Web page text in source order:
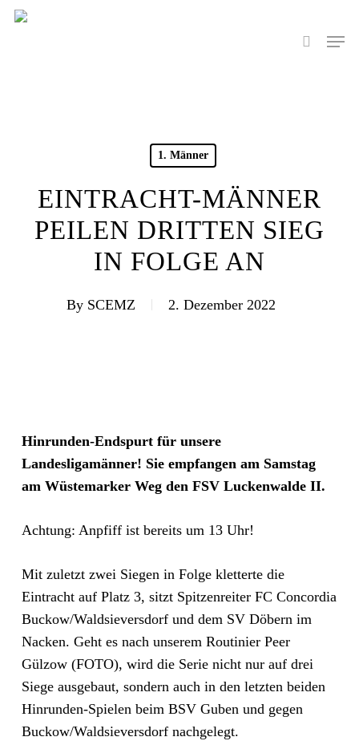
Skip
search
Menu
1. Männer
EINTRACHT-MÄNNER
PEILEN DRITTEN SIEG
IN FOLGE AN
By SCEMZ 2. Dezember 2022
Hinrunden-Endspurt für unsere
Landesligamänner! Sie empfangen am Samstag
am Wüstemarker Weg den FSV Luckenwalde II.
Achtung: Anpfiff ist bereits um 13 Uhr!
Mit zuletzt zwei Siegen in Folge kletterte die
Eintracht auf Platz 3, sitzt Spitzenreiter FC Concordia
Buckow/Waldsieversdorf und dem SV Döbern im
Nacken. Geht es nach unserem Routinier Peer
Gülzow (FOTO), wird die Serie nicht nur auf drei
Siege ausgebaut, sondern auch in den letzten beiden
Hinrunden-Spielen beim BSV Guben und gegen
Buckow/Waldsieversdorf nachgelegt.